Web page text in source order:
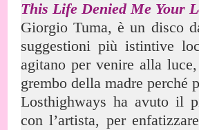
This Life Denied Me Your
Giorgio Tuma, è un disco
suggestioni più istintive
agitano per venire alla
grembo della madre perché
Losthighways ha avuto il
con l’artista, per